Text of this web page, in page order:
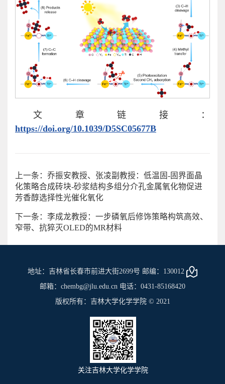
文章链接：
https://doi.org/10.1039/D5SC05677B
上一条：乔振安教授、张凌副教授：低温固-固界面晶
化策略合成砖块-砂浆结构多组分介孔金属氧化物促进
芳香醇选择性光催化氧化
下一条：李成龙教授：一步磷氧后修饰策略构筑高效、
窄带、抗猝灭OLED的MR材料
地址：吉林省长春市前进大街2699号 邮编：130012
邮箱：chembg@jlu.edu.cn 电话：0431-85168420
版权所有：吉林大学化学学院 © 2021
关注吉林大学化学学院